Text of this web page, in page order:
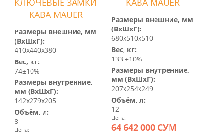
KABA MAUER
Размеры внешние, мм
(ВхШхГ):
410x440x380
Вес, кг:
74±10%
Размеры внутренние,
мм (ВхШхГ):
142x279x205
Объём, л:
8
Цена:
Размеры внешние, мм
(ВхШхГ):
680x510x510
Вес, кг:
133 ±10%
Размеры внутренние,
мм (ВхШхГ):
207x254x249
Объём, л:
12
Цена:
64 642 000 СУМ